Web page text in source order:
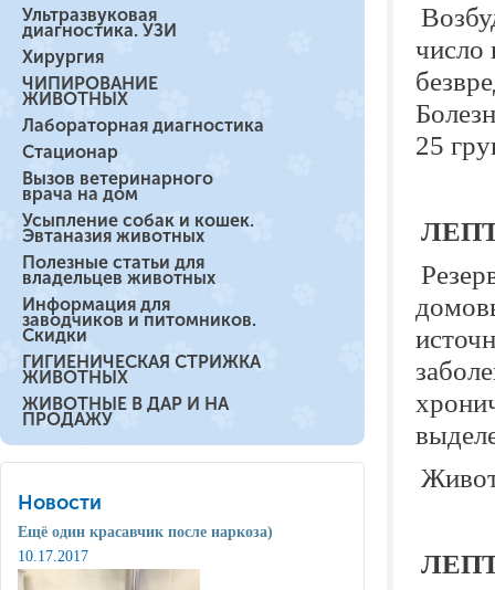
Ультразвуковая
диагностика. УЗИ
Хирургия
ЧИПИРОВАНИЕ
ЖИВОТНЫХ
Лабораторная диагностика
Стационар
Вызов ветеринарного
врача на дом
Усыпление собак и кошек.
Эвтаназия животных
Полезные статьи для
владельцев животных
Информация для
заводчиков и питомников.
Скидки
ГИГИЕНИЧЕСКАЯ СТРИЖКА
ЖИВОТНЫХ
ЖИВОТНЫЕ В ДАР И НА
ПРОДАЖУ
Новости
Ещё один красавчик после наркоза)
10.17.2017
число
25